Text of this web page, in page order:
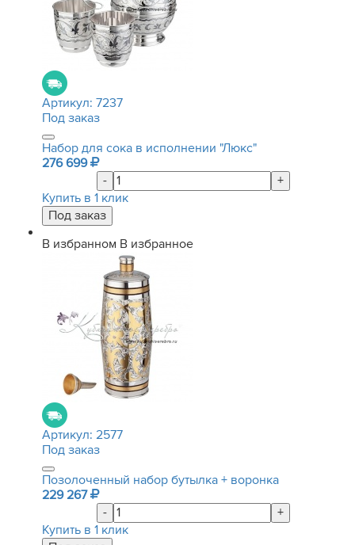
Артикул: 7237
Под заказ
Набор для сока в исполнении "Люкс"
276 699
-
+
Купить в 1 клик
В избранном В избранное
Артикул: 2577
Под заказ
Позолоченный набор бутылка + воронка
229 267
-
+
Купить в 1 клик